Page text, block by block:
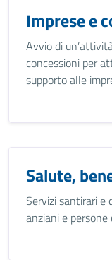
Imprese e
Avvio di
concessioni per
supporto alle
Salute,
Servizi santirari e
anziani e